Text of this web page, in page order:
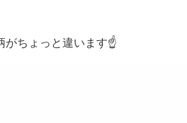
がちょっと違います☝️